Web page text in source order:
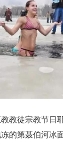
教徒宗教节日
的第聂伯河冰